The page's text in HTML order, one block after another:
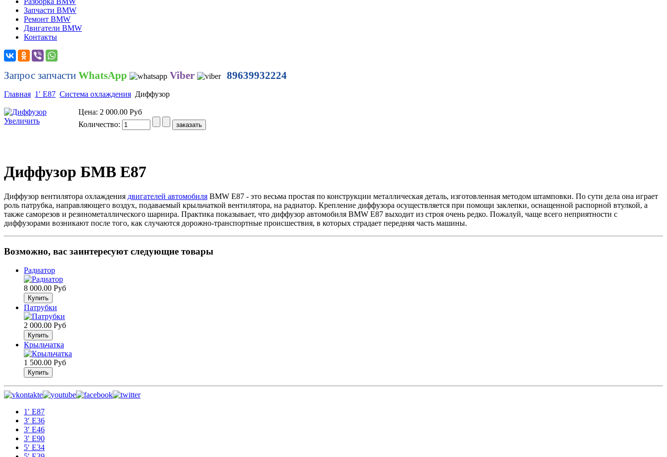
Запчасти BMW
Ремонт BMW
Двигатели BMW
Контакты
Запрос запчасти WhatsApp Viber 89639932224
Главная 1′ E87 Система охлаждения Диффузор
Увеличить
Цена: 2 000.00 Руб
Количество:
Диффузор БМВ Е87
Диффузор вентилятора охлаждения двигателей автомобиля BMW E87 - это весьма простая по конструкции металлическая деталь, изготовленная методом штамповки. По сути дела она играет
роль патрубка, направляющего воздух, подаваемый крыльчаткой вентилятора, на радиатор. Крепление диффузора осуществляется при помощи заклепки, оснащенной распорной втулкой, а
также саморезов и резинометаллического шарнира. Практика показывает, что диффузор автомобиля BMW E87 выходит из строя очень редко. Пожалуй, чаще всего неприятности с
диффузорами возникают после того, как случаются дорожно-транспортные происшествия, в которых страдает передняя часть машины.
Возможно, вас заинтересуют следующие товары
Радиатор
8 000.00 Руб
Патрубки
2 000.00 Руб
Крыльчатка
1 500.00 Руб
1′ E87
3′ E36
3′ E46
3′ E90
5′ E34